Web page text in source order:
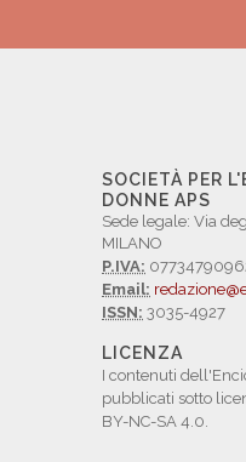
SOCIETÀ PER
DONNE APS
Sede legale: Via
MILANO
P.IVA:
Email:
ISSN: 3035-4927
LICENZA
I contenuti
pubblicati sotto
BY-NC-SA 4.0.